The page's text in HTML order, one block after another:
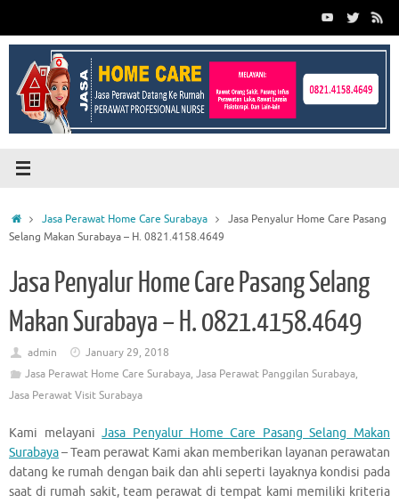
content
HomeJasa Perawat Home Care Surabaya
Jasa Penyalur Home Care Pasang
Selang Makan Surabaya – H. 0821.4158.4649
Jasa Penyalur Home Care Pasang Selang
Makan Surabaya – H. 0821.4158.4649
admin
January 29, 2018
Jasa Perawat Home Care Surabaya, Jasa Perawat Panggilan Surabaya,
Jasa Perawat Visit Surabaya
Kami melayaniJasa Penyalur Home Care Pasang Selang Makan
Surabaya– Team perawat Kami akan memberikan layanan perawatan
datang ke rumah dengan baik dan ahli seperti layaknya kondisi pada
saat di rumah sakit, team perawat di tempat kami memiliki kriteria